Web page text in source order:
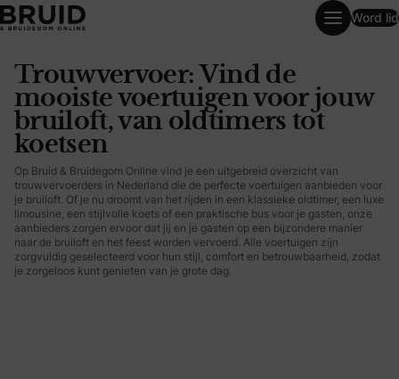
Trouwvervoer: Vind de mooiste voertuigen voor jouw
Word lid
Trouwvervoer: Vind de
mooiste voertuigen voor jouw
bruiloft, van oldtimers tot
koetsen
Op Bruid & Bruidegom Online vind je een uitgebreid overzicht van
trouwvervoerders in Nederland die de perfecte voertuigen aanbieden voor
je bruiloft. Of je nu droomt van het rijden in een klassieke oldtimer, een luxe
limousine, een stijlvolle koets of een praktische bus voor je gasten, onze
aanbieders zorgen ervoor dat jij en je gasten op een bijzondere manier
naar de bruiloft en het feest worden vervoerd. Alle voertuigen zijn
zorgvuldig geselecteerd voor hun stijl, comfort en betrouwbaarheid, zodat
je zorgeloos kunt genieten van je grote dag.